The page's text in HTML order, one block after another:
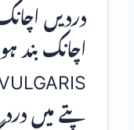
دردیں
اچانک بند
پتے میں درد